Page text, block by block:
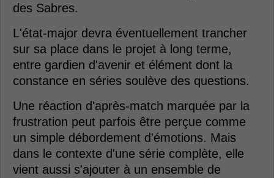
des Sabres.
L'état-major devra éventuellement trancher
sur sa place dans le projet à long terme,
entre gardien d'avenir et élément dont la
constance en séries soulève des questions.
Une réaction d'après-match marquée par la
frustration peut parfois être perçue comme
un simple débordement d'émotions. Mais
dans le contexte d'une série complète, elle
vient aussi s'ajouter à un ensemble de